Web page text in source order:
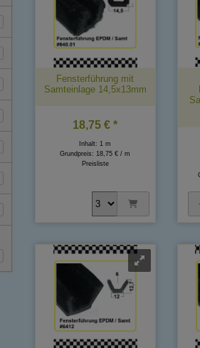
Fensterführung mit
Samteinlage 14,5x13mm
18,75 € *
Inhalt: 1 m
Grundpreis:18,75 € / m
Preisliste